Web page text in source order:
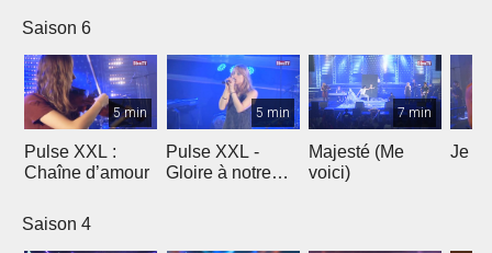
Saison 6
5 min
Pulse XXL :
Chaîne d’amour
5 min
Pulse XXL -
Gloire à notre
7 min
Majesté (Me
voici)
Je te
Saison 4